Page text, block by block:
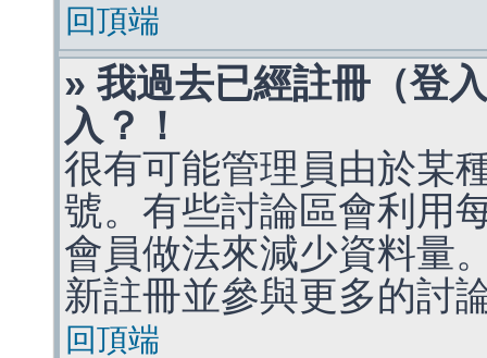
回頂端
» 我過去已經註冊（登
入？！
很有可能管理員由於某
號。有些討論區會利用
會員做法來減少資料量
新註冊並參與更多的討
回頂端